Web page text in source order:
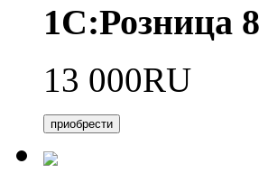
1С:Розница
13 000RU
приобрести